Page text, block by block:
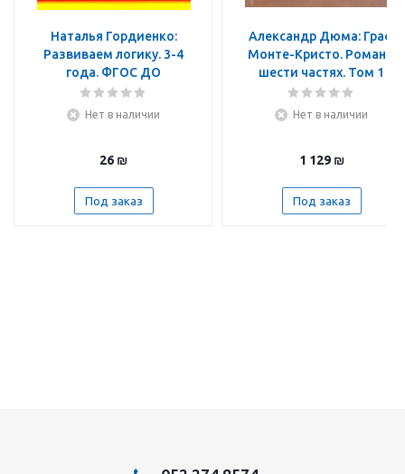
Наталья Гордиенко:
Развиваем логику. 3-4
года. ФГОС ДО
Нет в наличии
26 ₪
Под заказ
Александр Дюма: Граф
Монте-Кристо. Роман в
шести частях. Том 1
Нет в наличии
1 129₪
Под заказ